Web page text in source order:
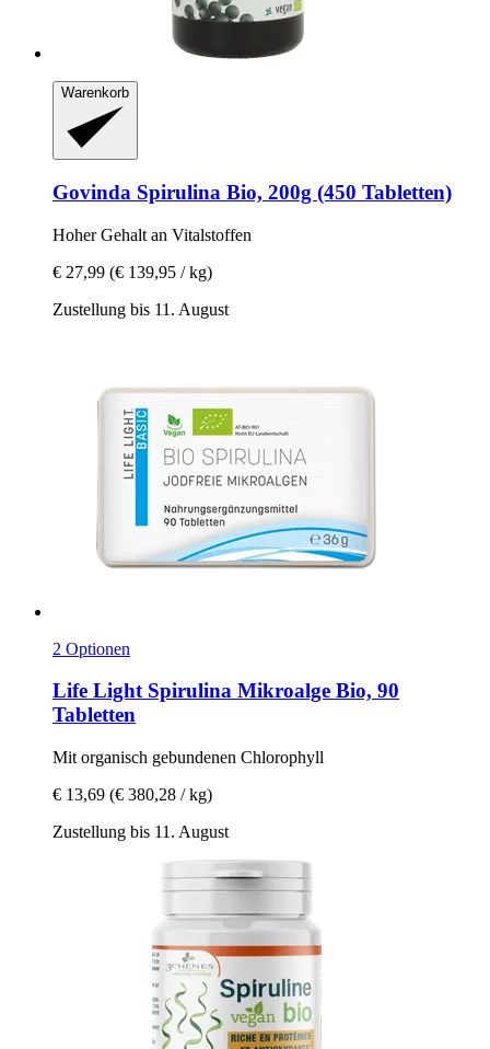
Warenkorb
Govinda Spirulina Bio, 200g (450 Tabletten)
Hoher Gehalt an Vitalstoffen
€ 27,99 (€ 139,95 / kg)
Zustellung bis 11. August
2 Optionen
Life LightSpirulina Mikroalge Bio, 90
Tabletten
Mit organisch gebundenen Chlorophyll
€ 13,69 (€ 380,28 / kg)
Zustellung bis 11. August